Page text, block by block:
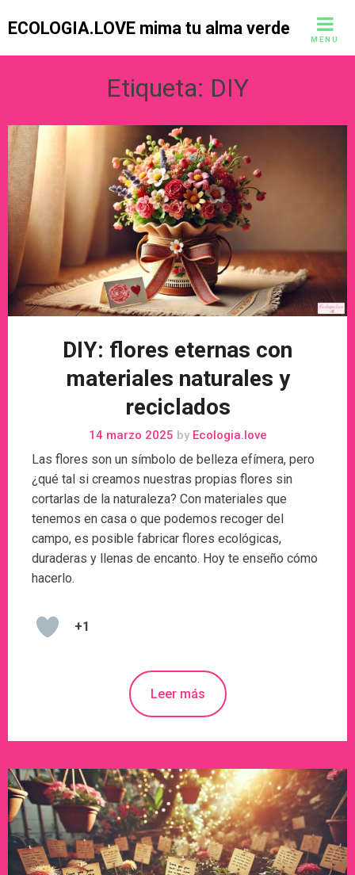
ECOLOGIA.LOVE mima tu alma verde
MENU
Etiqueta: DIY
DIY: flores eternas con
materiales naturales y
reciclados
14 marzo 2025 byEcologia.love
Las flores son un símbolo de belleza efímera, pero
¿qué tal si creamos nuestras propias flores sin
cortarlas de la naturaleza? Con materiales que
tenemos en casa o que podemos recoger del
campo, es posible fabricar flores ecológicas,
duraderas y llenas de encanto. Hoy te enseño cómo
hacerlo.
+1
Leer más